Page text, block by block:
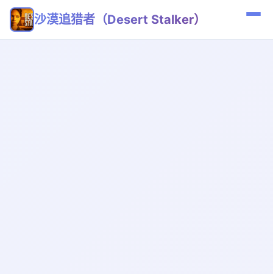
沙漠追猎者（Desert Stalker）